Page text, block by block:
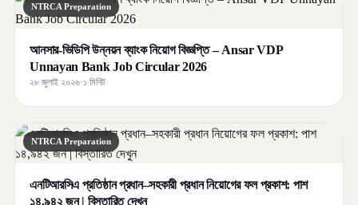
NTRCA Preparation
আনসার-ভিডিপি উন্নয়ন ব্যাংক নিয়োগ বিজ্ঞপ্তি – Ansar VDP
Unnayan Bank Job Circular 2026
২৮ জুলাই ২০২৬·১ মিনিট
NTRCA Preparation
এনটিআরসিএ প্রতিষ্ঠান প্রধান–সহকারী প্রধান নিয়োগের ফল প্রকাশ: পাশ
১৪,৯৪২ জন | বিস্তারিত দেখুন